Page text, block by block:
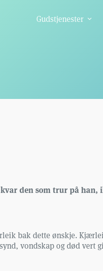
Gudstjenester
den som trur på
bak dette ønskje.
vondskap og død vert